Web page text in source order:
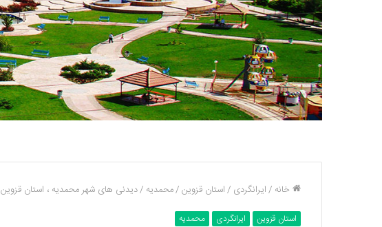
خانه /ایرانگردی /استان قزوین/محمدیه /دیدنی های شهر محمدیه ،‌ استان قزوین
استان قزوین ایرانگردی محمدیه